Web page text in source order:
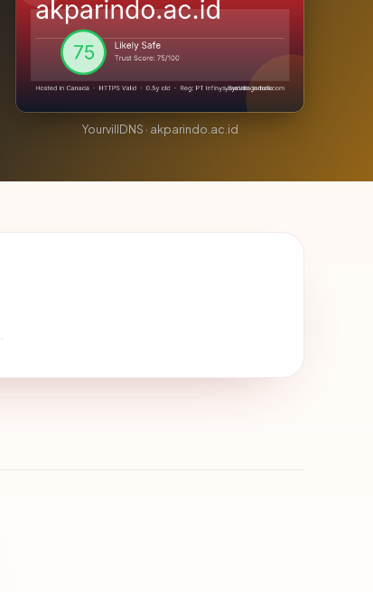
YourvillDNS · akparindo.ac.id